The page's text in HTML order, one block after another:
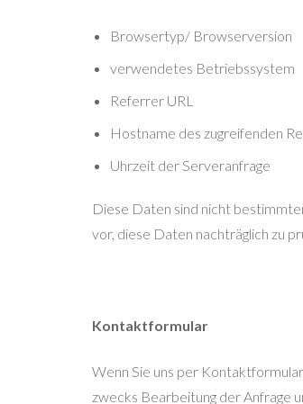
Browsertyp/ Browserversion
verwendetes Betriebssystem
Referrer URL
Hostname des zugreifenden
Uhrzeit der Serveranfrage
Diese Daten sind nicht
vor, diese Daten nachträglich zu
Kontaktformular
Wenn Sie uns per
zwecks Bearbeitung der Anfrage